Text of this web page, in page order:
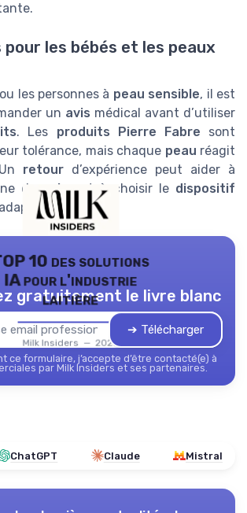
les bébés et les peaux
ou les personnes à peau sensible, il est
un avis médical avant d’utiliser
. Les produits Pierre Fabre sont
tolérance, mais chaque peau réagit
retour d’expérience peut aider à
desoinset à choisir le dispositif
10 des solutions
IA pour l'industrie
laitière
Milk Insiders — 2026
gratuitement le livre blanc
➔ Télécharger
ce formulaire, j’accepte d’être contacté(e) à
par Milk Insiders et ses partenaires.
ChatGPT Claude Mistral